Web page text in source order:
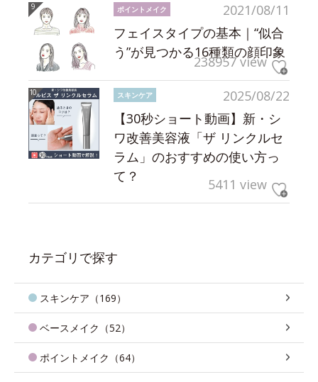
2021/08/11
ポイントメイク
フェイスタイプの基本｜“似合
う”が見つかる16種類の顔印象
238957 view
2025/08/22
スキンケア
【30秒ショート動画】新・シ
ワ改善美容液「ザ リンクルセ
ラム」のおすすめの使い方っ
て？
5411 view
カテゴリで探す
スキンケア（169）
ベースメイク（52）
ポイントメイク（64）